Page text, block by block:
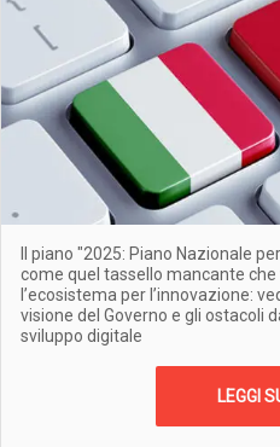
Il piano "2025: Piano Nazionale
come quel tassello mancante
l’ecosistema per l’innovazione:
visione del Governo e gli ostacoli
sviluppo digitale
LEGGI